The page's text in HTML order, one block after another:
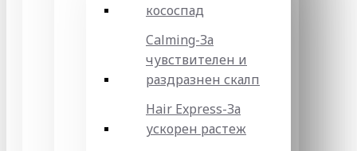
кососпад
Calming-За
чувствителен и
раздразнен скалп
Hair Express-За
ускорен растеж